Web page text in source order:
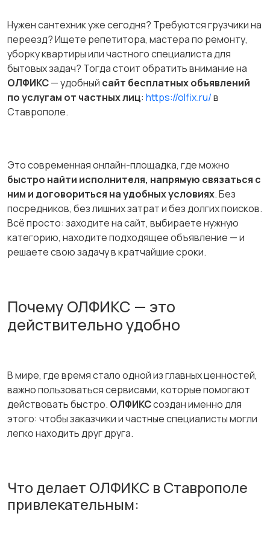
Хобби и развлечения Электроника
Для дома и дачи Услуги
Детские товары
Нужен сантехник уже сегодня? Требуются грузчики на
переезд? Ищете репетитора, мастера по ремонту,
уборку квартиры или частного специалиста для
бытовых задач? Тогда стоит обратить внимание на
ОЛФИКС— удобный сайт бесплатных объявлений
по услугам от частных лиц: https://olfix.ru/в
Ставрополе.
Это современная онлайн-площадка, где можно
быстро найти исполнителя, напрямую связаться с
ним и договориться на удобных условиях. Без
посредников, без лишних затрат и без долгих поисков.
Всё просто: заходите на сайт, выбираете нужную
категорию, находите подходящее объявление — и
решаете свою задачу в кратчайшие сроки.
Почему ОЛФИКС — это
действительно удобно
В мире, где время стало одной из главных ценностей,
важно пользоваться сервисами, которые помогают
действовать быстро. ОЛФИКСсоздан именно для
этого: чтобы заказчики и частные специалисты могли
легко находить друг друга.
Что делает ОЛФИКС в Ставрополе
привлекательным: